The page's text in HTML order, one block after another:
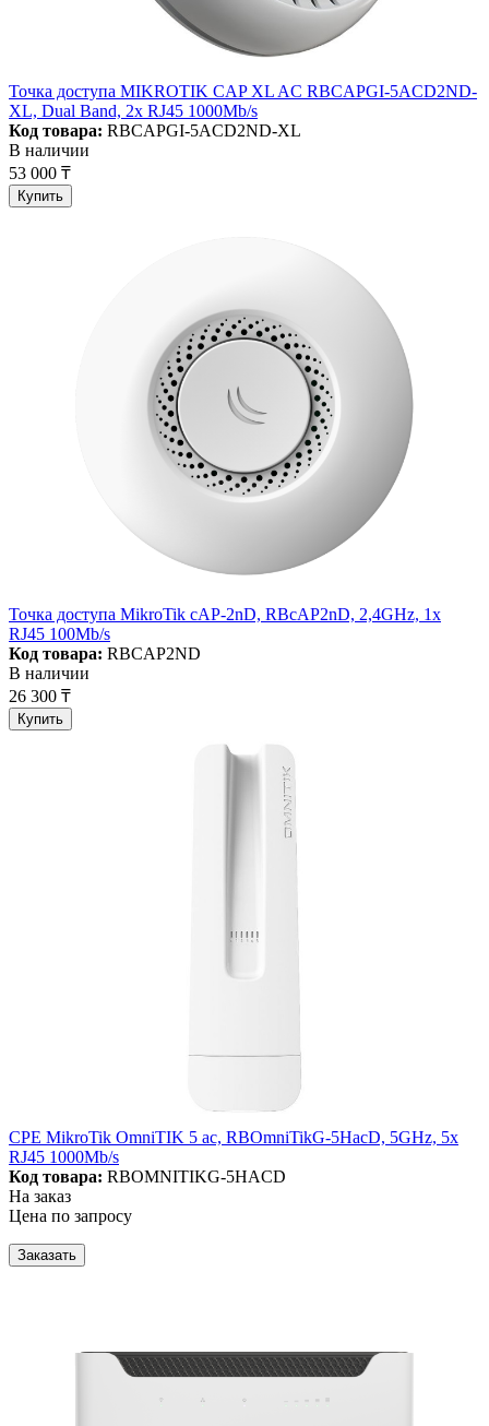
Точка доступа MIKROTIK CAP XL AC RBCAPGI-5ACD2ND-
XL, Dual Band, 2x RJ45 1000Mb/s
Код товара: RBCAPGI-5ACD2ND-XL
В наличии
53 000 ₸
Купить
Точка доступа MikroTik cAP-2nD, RBcAP2nD, 2,4GHz, 1x
RJ45 100Mb/s
Код товара: RBCAP2ND
В наличии
26 300 ₸
Купить
CPE MikroTik OmniTIK 5 ac, RBOmniTikG-5HacD, 5GHz, 5x
RJ45 1000Mb/s
Код товара: RBOMNITIKG-5HACD
На заказ
Цена по запросу
Заказать